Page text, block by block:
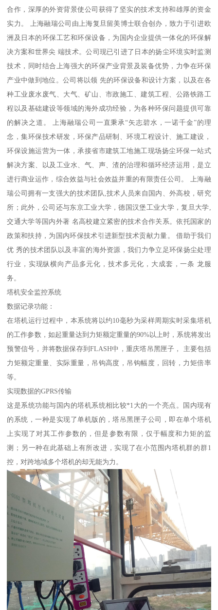
合作，深厚的外资背景使公司获得了坚实的技术支持和雄厚的资金
实力。 上海融瑞公司由上海复旦留美博士联合创办，致力于引进欧
洲及日本的环保工艺和环保设备，为国内企业提供一体化的环保解
决方案和世界尖 端技术。公司现已引进了日本的扬尘环境实时监测
技术，同时结合上海强大的环保产业背景及装备优势，力争在环保
产业中做到地位。公司将以领 先的环保设备和设计方案，以及在各
种工业废水废气、大气、矿山、市政施工、建筑工程、公路铁路工
程以及基础建设等领域的海外成功经验，为各种环保问题提供可靠
的解决之道。 上海融瑞公司一直秉承“矢志碧水，一诺千金”的理
念，集环保技术研发，环保产品研制、环境工程设计、施工建设，
环保设施运营为一体，承接省市建筑工地施工现场扬尘环保一站式
解决方案、以及工业水、气、声、渣的治理和循环经济运用，是立
进行商业运作，综合效益与社会效益并重的有限责任公司。 上海融
瑞公司拥有一支强大的技术团队,技术人员来自国内、外高校，研究
所；此外，公司还与东京工业大学，德国汉堡工业大学，复旦大学,
交通大学等国内外著 名高校建立紧密的技术合作关系。依托国家的
政策和扶持，为国内环保技术引进新型技术贡献力量。 借助于我们
优 秀的技术团队以及丰富的海外资源，我们力争立足环保扬尘处理
行业，实现纵横向产品多元化，技术多元化，大成套，一条 龙服
务。
塔机安全监控系统
数据记录功能：
在塔机运行过程中，本系统将以约10毫秒为采样周期实时采集塔机
的工作参数，如起重量达到力矩额定重量的90%以上时，系统将发出
预警信号，并将数据保存到FLASH中，重庆塔吊黑匣子， 主要包括
力矩额定重量、实际重量，吊钩高度，吊钩幅度，回转，力矩倍率
等。
实现数据的GPRS传输
这是系统功能与国内的塔机系统相比较*1大的一个亮点。国内现有
的系统，一种是实现了单机版的，塔吊黑匣子公司，即在单个塔机
上实现了对其工作参数的，但是参数有限，仅于幅度和力矩的监
测；另一种在此基础上有所改进，实现了在小范围内塔机群的群1
控，对跨地域多个塔机的却无能为力。